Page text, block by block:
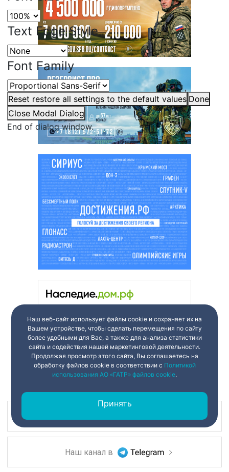
Text Edge Style
Font Family
Reset restore all settings to the default values Done
Close Modal Dialog
End of dialog window.
Наш канал в
Наш веб-сайт использует файлы cookie и сохраняет их на
Вашем устройстве, чтобы сделать перемещения по сайту
более удобными для Вас, а также для анализа статистики
сайта и содействия нашей маркетинговой деятельности.
Продолжая просмотр этого сайта, Вы соглашаетесь на
обработку файлов cookie в соответствии с Политикой
использования АО «ГАТР» файлов cookie.
Принять